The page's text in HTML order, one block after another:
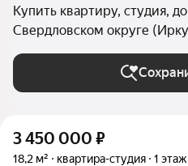
Купить квартиру, студия,
Свердловском округе
3 450 000 ₽
18,2 м² квартира-студия 1 этаж